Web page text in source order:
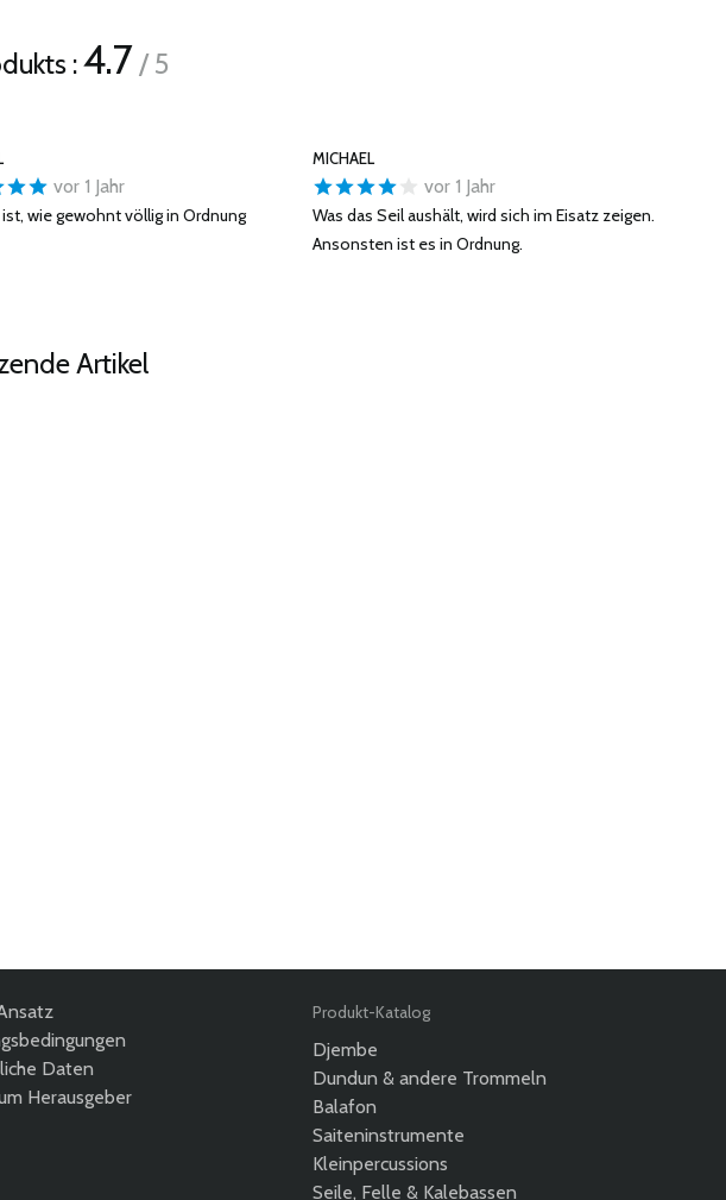
:4.7/ 5
vor 1 Jahr
wie gewohnt völlig in Ordnung
MICHAEL
vor 1 Jahr
Was das Seil aushält, wird sich im Eisatz zeigen.
Ansonsten ist es in Ordnung.
Artikel
Daten
Herausgeber
Produkt-Katalog
Djembe
Dundun & andere Trommeln
Balafon
Saiteninstrumente
Kleinpercussions
Seile, Felle & Kalebassen